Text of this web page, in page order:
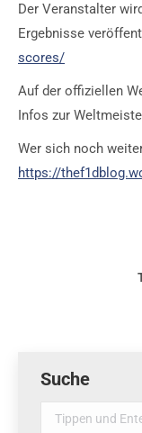
Der Veranstalter
Ergebnisse
scores/
Auf der offiziellen
Infos zur
Wer sich noch
https://
Suche
Suche